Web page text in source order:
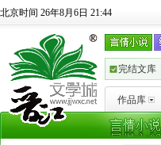
北京时间 26年8月6日 21:44
完结文库
作品库